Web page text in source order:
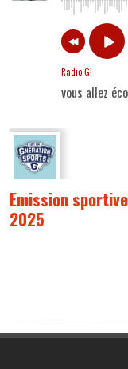
Radio G!
vous allez
Emission
2025